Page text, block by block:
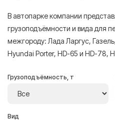
В автопарке компании
грузоподъёмности и вида для
межгороду: Лада Ларгус,
Hyundai Porter, HD-65 и HD-78,
Грузоподъёмность, т
Вид